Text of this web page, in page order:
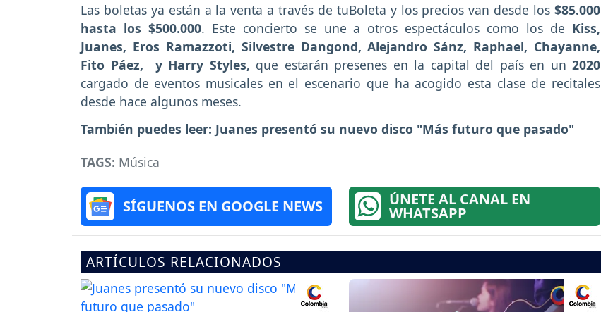
Las boletas ya están a la venta a través de tuBoleta y los precios van desde los $85.000
hasta los $500.000. Este concierto se une a otros espectáculos como los de Kiss,
Juanes, Eros Ramazzoti, Silvestre Dangond, Alejandro Sánz, Raphael, Chayanne,
Fito Páez, y Harry Styles, que estarán presenes en la capital del país en un 2020
cargado de eventos musicales en el escenario que ha acogido esta clase de recitales
desde hace algunos meses.
También puedes leer: Juanes presentó su nuevo disco "Más futuro que pasado"
TAGS: Música
SÍGUENOS EN GOOGLE NEWS ÚNETE AL CANAL EN
WHATSAPP
ARTÍCULOS RELACIONADOS